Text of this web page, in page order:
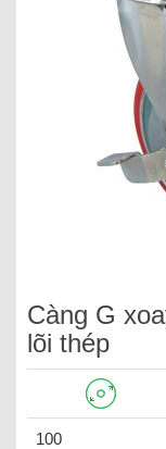
Càng G
lõi thép
100